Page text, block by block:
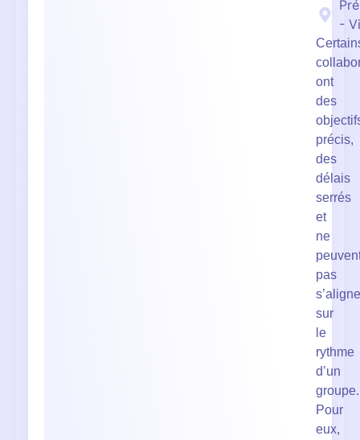
-
ont
des
précis,
des
délais
serrés
et
ne
pas
sur
le
rythme
d’un
groupe.
Pour
eux,